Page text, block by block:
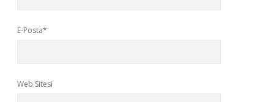
E-Posta*
Web Sitesi